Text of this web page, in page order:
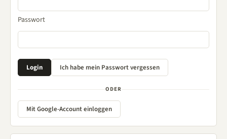
Passwort
ODER
Mit Google-Account einloggen